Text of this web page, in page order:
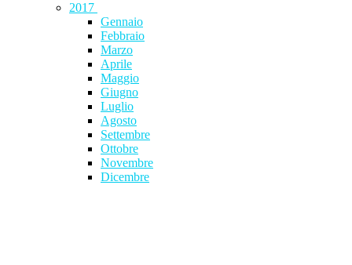
2017
Gennaio
Febbraio
Marzo
Aprile
Maggio
Giugno
Luglio
Agosto
Settembre
Ottobre
Novembre
Dicembre